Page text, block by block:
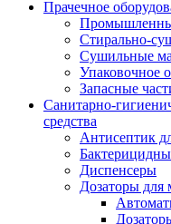
Прачечное
Стирально-
Сушильные
Упаковочное
Запасные
Санитарно-
средства
Антисептик
Диспенсеры
Дозаторы для